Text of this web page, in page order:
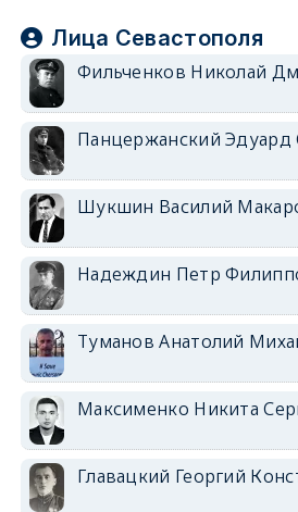
Лица Севастополя
Фильченков Николай
Панцержанский Эдуард
Шукшин Василий
Надеждин Петр
Туманов Анатолий
Максименко Никита
Главацкий Георгий